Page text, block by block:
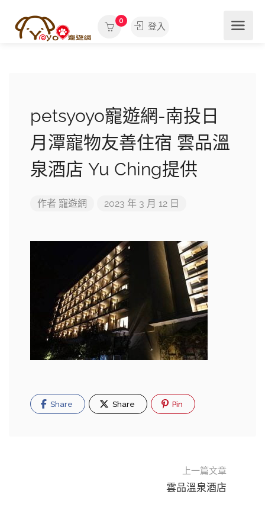
0
登入
petsyoyo寵遊網-南投日
月潭寵物友善住宿 雲品溫
泉酒店 Yu Ching提供
作者 寵遊網 2023 年 3 月 12 日
Share Share Pin
上一篇文章
雲品溫泉酒店